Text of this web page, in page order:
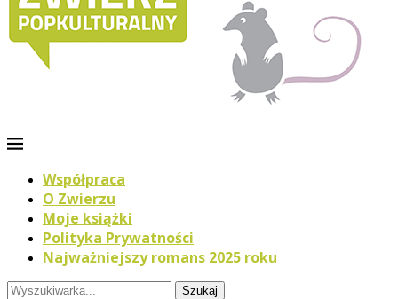
Współpraca
O Zwierzu
Moje książki
Polityka Prywatności
Najważniejszy romans 2025 roku
Szukaj